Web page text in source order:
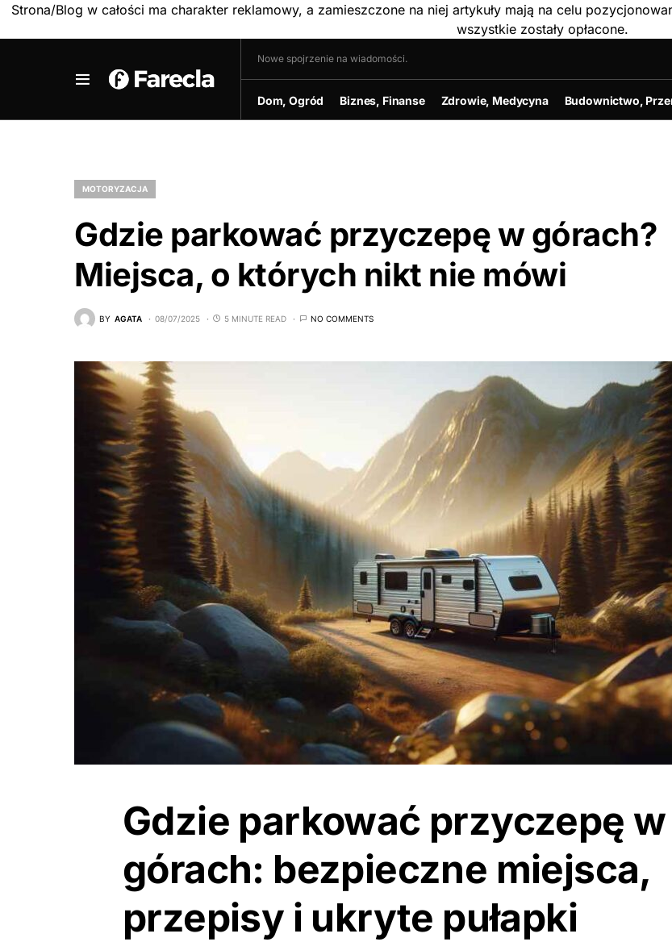
Strona/Blog w całości ma charakter reklamowy, a zamieszczone na niej artykuły mają na celu
wszystkie zostały opłacone.
Nowe spojrzenie na wiadomości.
Dom, Ogród Biznes, Finanse Zdrowie, Medycyna Budownictwo,
MOTORYZACJA
Gdzie parkować przyczepę w górach?
Miejsca, o których nikt nie mówi
BY AGATA 08/07/2025 5 MINUTE READ NO COMMENTS
Gdzie parkować przyczepę w
górach: bezpieczne miejsca,
przepisy i ukryte pułapki